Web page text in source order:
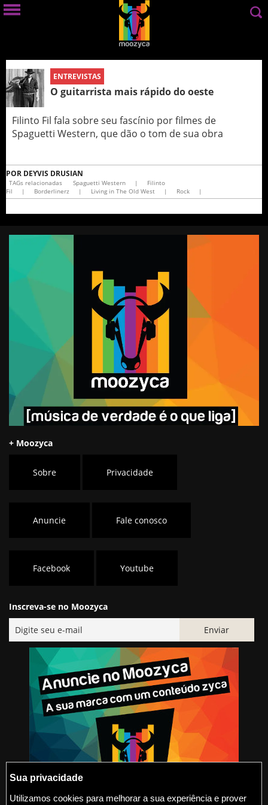
ENTREVISTAS
O guitarrista mais rápido do oeste
Filinto Fil fala sobre seu fascínio por filmes de
Spaguetti Western, que dão o tom de sua obra
POR DEYVIS DRUSIAN
TAGs relacionadas Spaguetti Western |
Filinto
Fil
| Borderlinerz | Living in The Old West | Rock |
+ Moozyca
Sobre Privacidade
Anuncie Fale conosco
Facebook Youtube
Inscreva-se no Moozyca
Sua privacidade
Utilizamos cookies para melhorar a sua experiência e prover